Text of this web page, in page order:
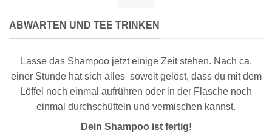
ABWARTEN UND TEE TRINKEN
Lasse das Shampoo jetzt einige Zeit stehen. Nach ca.
einer Stunde hat sich alles soweit gelöst, dass du mit dem
Löffel noch einmal aufrühren oder in der Flasche noch
einmal durchschütteln und vermischen kannst.
Dein Shampoo ist fertig!